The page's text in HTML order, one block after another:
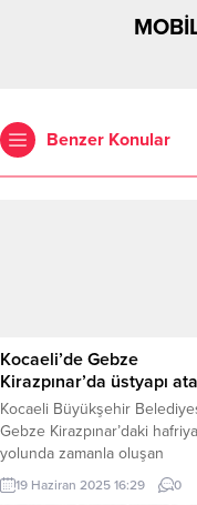
Benzer Konular
Kocaeli’de Gebze
Kirazpınar’da üstyapı
Kocaeli Büyükşehir
Gebze Kirazpınar’daki
yolunda zamanla oluşan
bozulmalara karşı kapsamlı
yenileme çalışması başlattı.
19 Haziran 2025 16:29 0